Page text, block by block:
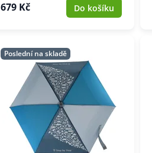
679 Kč Do košíku
Poslední na skladě